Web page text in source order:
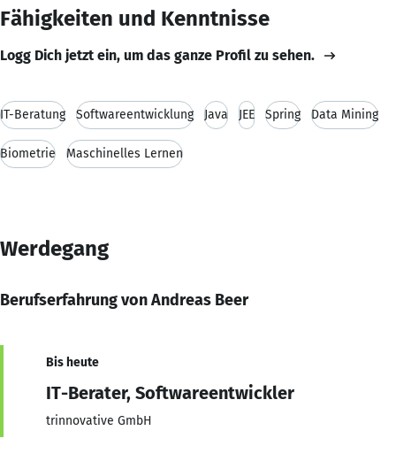
Fähigkeiten und Kenntnisse
Logg Dich jetzt ein, um das ganze Profil zu sehen.
IT-Beratung Softwareentwicklung Java JEE Spring Data Mining
Biometrie Maschinelles Lernen
Werdegang
Berufserfahrung von Andreas Beer
Bis heute
IT-Berater, Softwareentwickler
trinnovative GmbH